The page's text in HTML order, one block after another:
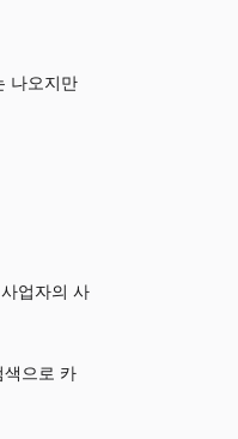
나오지만
업자의 사
으로 카